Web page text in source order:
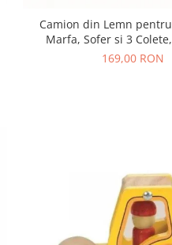
Camion din Lemn
Marfa, Sofer si 3
169,00 RON